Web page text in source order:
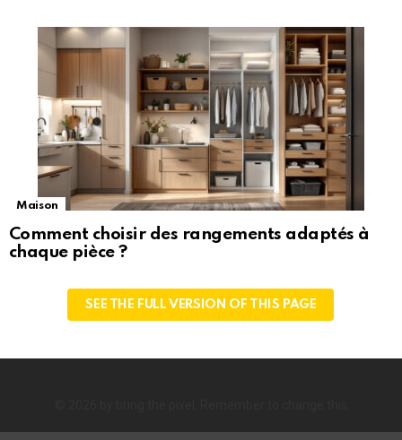
Maison
Comment choisir des rangements adaptés à
chaque pièce ?
SEE THE FULL VERSION OF THIS PAGE